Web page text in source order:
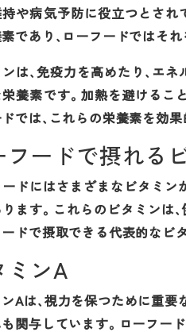
や病気予防に役立つとされ
であり、ローフードではそ
は、免疫力を高めたり、エ
養素です。加熱を避けるこ
では、これらの栄養素を効
フードで摂れる
ドにはさまざまなビタミン
ます。これらのビタミンは
ドで摂取できる代表的なビ
ミンA
Aは、視力を保つために重要
関与しています。ローフー